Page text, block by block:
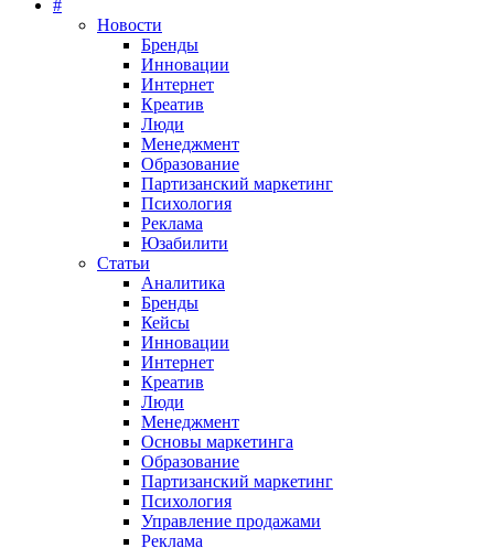
#
Новости
Бренды
Инновации
Интернет
Креатив
Люди
Менеджмент
Образование
Партизанский маркетинг
Психология
Реклама
Юзабилити
Статьи
Аналитика
Бренды
Кейсы
Инновации
Интернет
Креатив
Люди
Менеджмент
Основы маркетинга
Образование
Партизанский маркетинг
Психология
Управление продажами
Реклама